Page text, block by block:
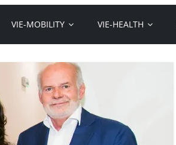
VIE-MOBILITY VIE-HEALTH